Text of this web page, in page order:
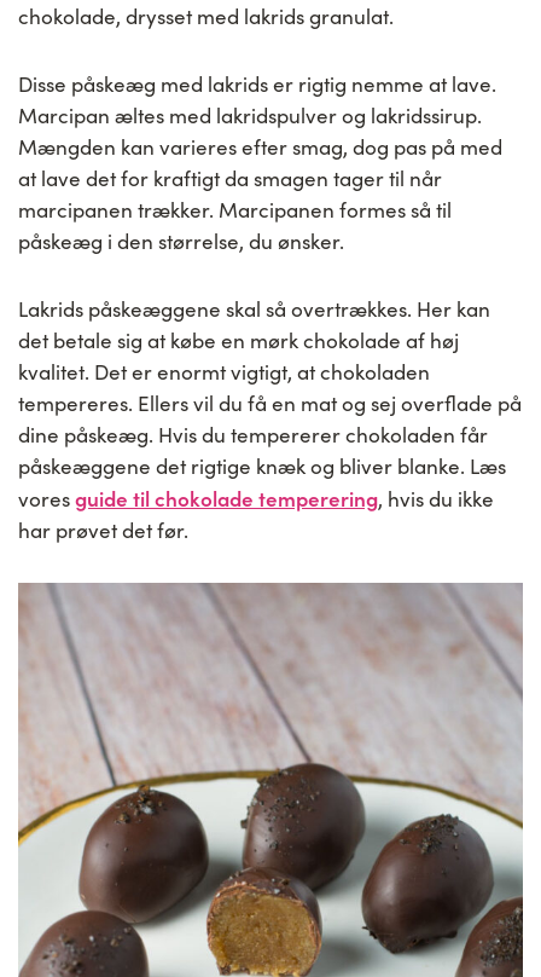
chokolade, drysset med lakrids granulat.
Disse påskeæg med lakrids er rigtig nemme at lave.
Marcipan æltes med lakridspulver og lakridssirup.
Mængden kan varieres efter smag, dog pas på med
at lave det for kraftigt da smagen tager til når
marcipanen trækker. Marcipanen formes så til
påskeæg i den størrelse, du ønsker.
Lakrids påskeæggene skal så overtrækkes. Her kan
det betale sig at købe en mørk chokolade af høj
kvalitet. Det er enormt vigtigt, at chokoladen
tempereres. Ellers vil du få en mat og sej overflade på
dine påskeæg. Hvis du tempererer chokoladen får
påskeæggene det rigtige knæk og bliver blanke. Læs
voresguide til chokolade temperering, hvis du ikke
har prøvet det før.